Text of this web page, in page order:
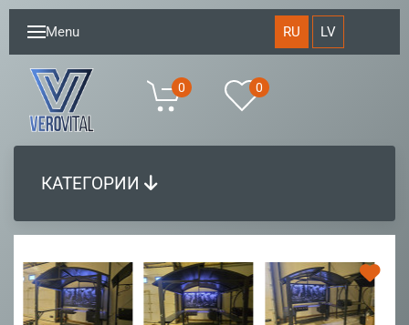
Menu RU LV
0 0
КАТЕГОРИИ